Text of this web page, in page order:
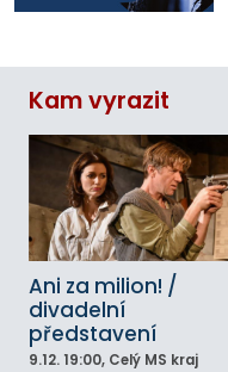
Kam vyrazit
Ani za milion! /
divadelní
představení
9.12. 19:00, Celý MS kraj